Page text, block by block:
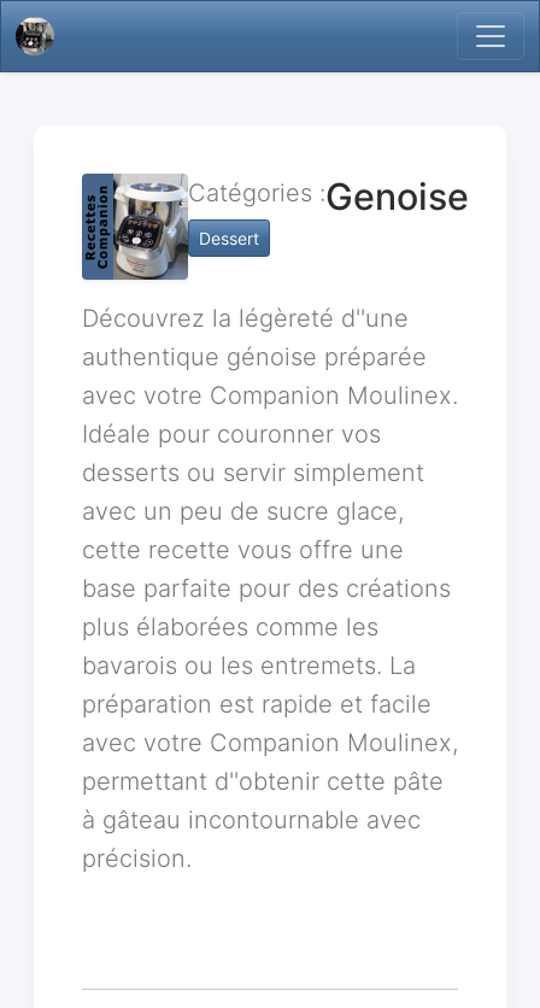
Catégories :
Dessert
Genoise
Découvrez la légèreté d''une
authentique génoise préparée
avec votre Companion Moulinex.
Idéale pour couronner vos
desserts ou servir simplement
avec un peu de sucre glace,
cette recette vous offre une
base parfaite pour des créations
plus élaborées comme les
bavarois ou les entremets. La
préparation est rapide et facile
avec votre Companion Moulinex,
permettant d''obtenir cette pâte
à gâteau incontournable avec
précision.